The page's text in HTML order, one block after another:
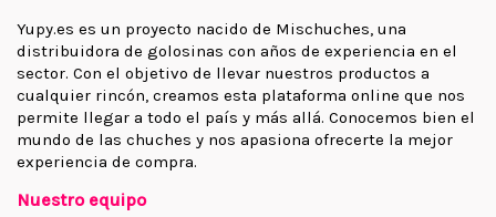
Yupy.es es un proyecto nacido de Mischuches, una
distribuidora de golosinas con años de experiencia en el
sector. Con el objetivo de llevar nuestros productos a
cualquier rincón, creamos esta plataforma online que nos
permite llegar a todo el país y más allá. Conocemos bien el
mundo de las chuches y nos apasiona ofrecerte la mejor
experiencia de compra.
Nuestro equipo